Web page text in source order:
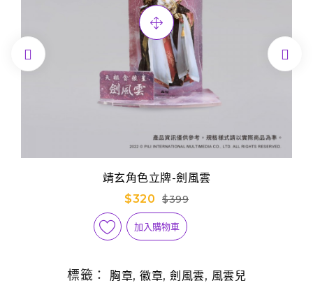
靖玄角色立牌-劍風雲
$320
$399
加入購物車
 
標籤： 胸章, 徽章, 劍風雲, 風雲兒